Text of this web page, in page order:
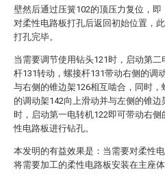
壁然后通过压簧102的顶压力复位，即
对柔性电路板打孔后返回初始位置，
打孔完毕。
当需要调节使用钻头121时，启动第二
杆131转动，螺接杆131带动右侧的调
与右侧的锥边架126相互啮合，同时，
的调动架142向上滑动并与左侧的锥边
时，启动第一电转机122即可带动右侧
性电路板进行钻孔。
本发明的有益效果是：当需要对柔性
将需要加工的柔性电路板安装在主座